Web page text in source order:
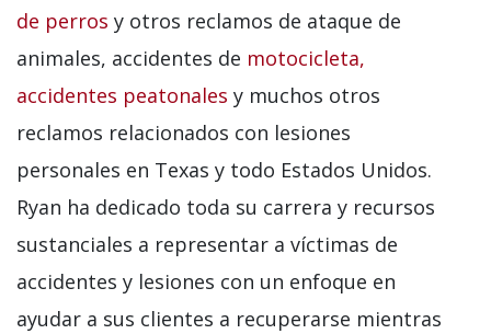
de perros y otros reclamos de ataque de
animales, accidentes de motocicleta,
accidentes peatonales y muchos otros
reclamos relacionados con lesiones
personales en Texas y todo Estados Unidos.
Ryan ha dedicado toda su carrera y recursos
sustanciales a representar a víctimas de
accidentes y lesiones con un enfoque en
ayudar a sus clientes a recuperarse mientras